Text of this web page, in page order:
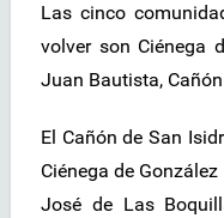
Las cinco
volver son Ciénega
Juan Bautista,
El Cañón de San
Ciénega de
José de Las